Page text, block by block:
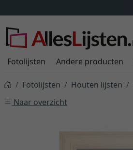
Fotolijsten Andere producten
Fotolijsten Houten lijsten
Naar overzicht